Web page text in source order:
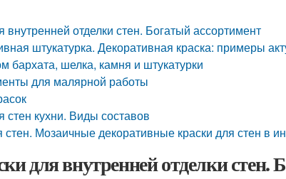
отделки стен. Богатый ассортимент
штукатурка. Декоративная краска: примеры
бархата, шелка, камня и штукатурки
для малярной работы
стен кухни. Виды составов
стен. Мозаичные декоративные краски для стен в
для внутренней отделки стен.